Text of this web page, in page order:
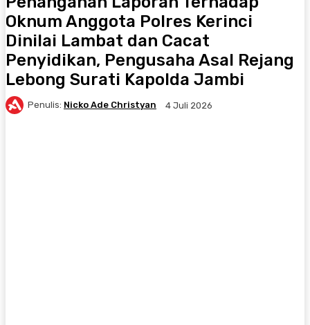
Oknum Anggota Polres Kerinci
Dinilai Lambat dan Cacat
Penyidikan, Pengusaha Asal Rejang
Lebong Surati Kapolda Jambi
Penulis: Nicko Ade Christyan 4 Juli 2026